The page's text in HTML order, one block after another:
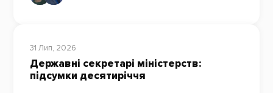
31 Лип, 2026
Державні секретарі міністерств:
підсумки десятиріччя